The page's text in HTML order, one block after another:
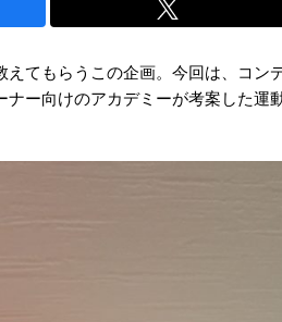
てもらうこの企画。今回は、コン
ー向けのアカデミーが考案した運